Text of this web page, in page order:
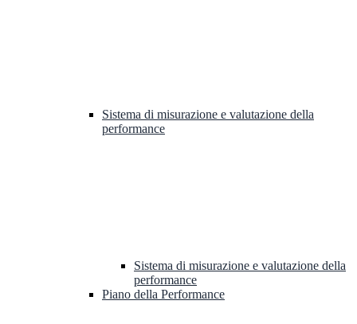
Sistema di misurazione e valutazione della
performance
Sistema di misurazione e valutazione della
performance
Piano della Performance